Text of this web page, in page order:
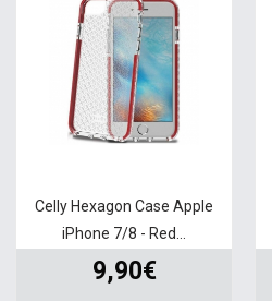
Celly Hexagon Case Apple
iPhone 7/8 - Red...
9,90€